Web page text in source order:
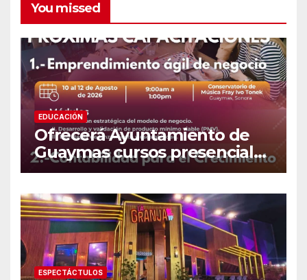
You missed
EDUCACIÓN
Ofrecerá Ayuntamiento de
Guaymas cursos presenciales
para emprendedores
ESPECTÁCTULOS